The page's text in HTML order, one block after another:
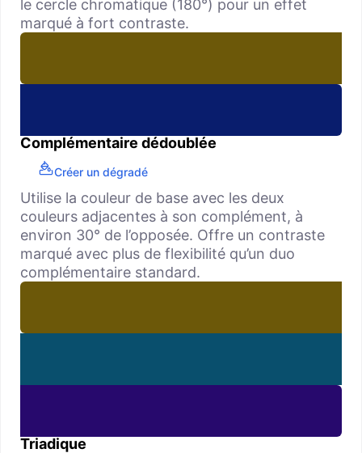
le cercle chromatique (180°) pour un effet
marqué à fort contraste.
Complémentaire dédoublée
Créer un dégradé
Utilise la couleur de base avec les deux
couleurs adjacentes à son complément, à
environ 30° de l’opposée. Offre un contraste
marqué avec plus de flexibilité qu’un duo
complémentaire standard.
Triadique